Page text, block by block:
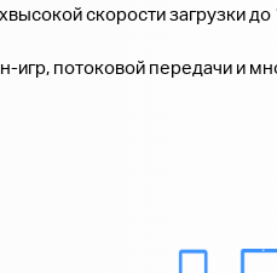
скорости загрузки до
игр, потоковой передачи и